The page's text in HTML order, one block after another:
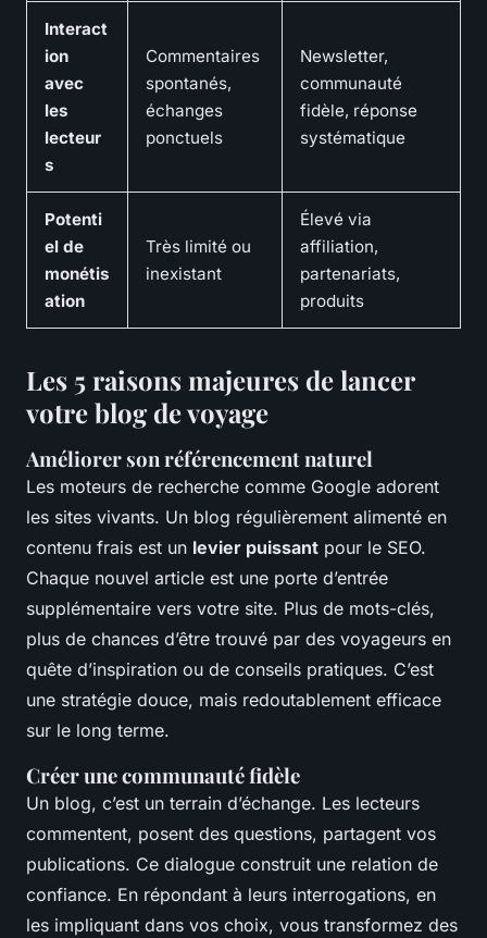
Interact
ion
avec
les
lecteur
s
Commentaires
spontanés,
échanges
ponctuels
Newsletter,
communauté
fidèle, réponse
systématique
Potenti
el de
monétis
ation
Très limité ou
inexistant
Élevé via
affiliation,
partenariats,
produits
Les 5 raisons majeures de lancer
votre blog de voyage
Améliorer son référencement naturel
Les moteurs de recherche comme Google adorent
les sites vivants. Un blog régulièrement alimenté en
contenu frais est un levier puissant pour le SEO.
Chaque nouvel article est une porte d’entrée
supplémentaire vers votre site. Plus de mots-clés,
plus de chances d’être trouvé par des voyageurs en
quête d’inspiration ou de conseils pratiques. C’est
une stratégie douce, mais redoutablement efficace
sur le long terme.
Créer une communauté fidèle
Un blog, c’est un terrain d’échange. Les lecteurs
commentent, posent des questions, partagent vos
publications. Ce dialogue construit une relation de
confiance. En répondant à leurs interrogations, en
les impliquant dans vos choix, vous transformez des